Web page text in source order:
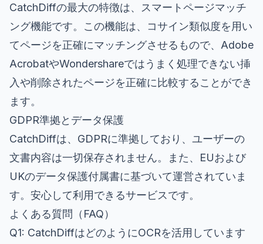
CatchDiffの最大の特徴は、スマートページマッチ
ング機能です。この機能は、コサイン類似度を用い
てページを正確にマッチングさせるもので、Adobe
AcrobatやWondershareではうまく処理できない挿
入や削除されたページを正確に比較することができ
ます。
GDPR準拠とデータ保護
CatchDiffは、GDPRに準拠しており、ユーザーの
文書内容は一切保存されません。また、EUおよび
UKのデータ保護付属書に基づいて運営されていま
す。安心して利用できるサービスです。
よくある質問（FAQ）
Q1: CatchDiffはどのようにOCRを活用しています